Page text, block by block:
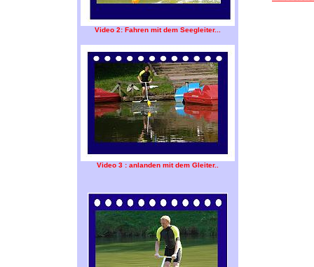
Video 2: Fahren mit dem Seegleiter...
Video 3 : anlanden mit dem Gleiter..